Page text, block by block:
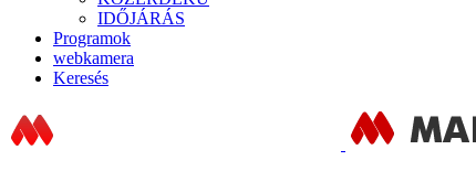
IDŐJÁRÁS
Programok
webkamera
Keresés